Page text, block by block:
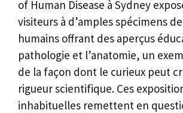
of Human Disease à Sydney
visiteurs à d’amples spécimens
humains offrant des aperçus
pathologie et l’anatomie, un
de la façon dont le curieux peut
rigueur scientifique. Ces
inhabituelles remettent en